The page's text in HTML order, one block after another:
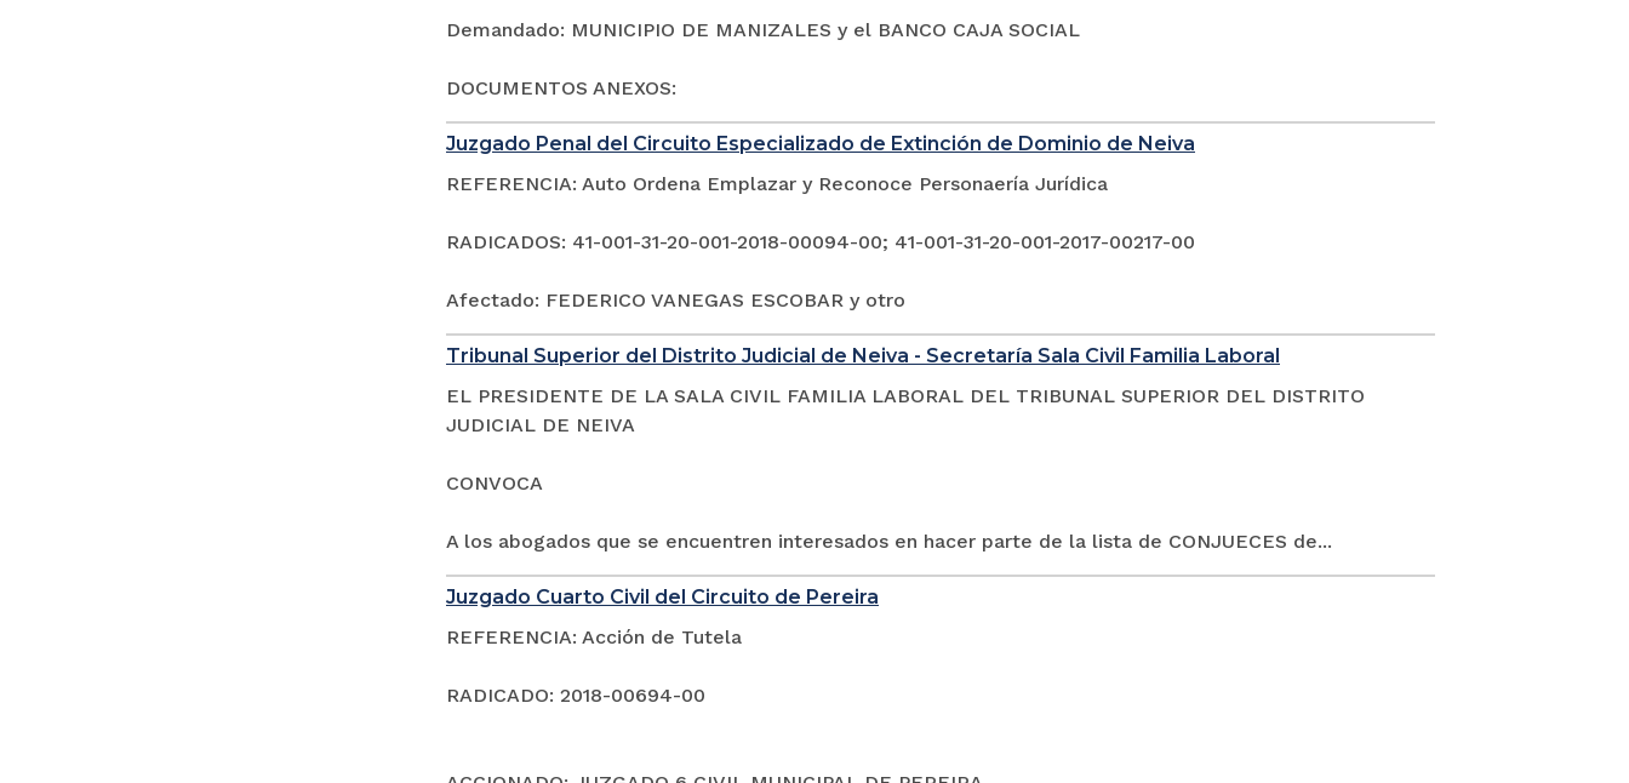
Demandado: MUNICIPIO DE MANIZALES y el BANCO CAJA SOCIAL
DOCUMENTOS ANEXOS:
Juzgado Penal del Circuito Especializado de Extinción de Dominio de Neiva
REFERENCIA: Auto Ordena Emplazar y Reconoce Personaería Jurídica
RADICADOS: 41-001-31-20-001-2018-00094-00; 41-001-31-20-001-2017-00217-00
Afectado: FEDERICO VANEGAS ESCOBAR y otro
Tribunal Superior del Distrito Judicial de Neiva - Secretaría Sala Civil Familia Laboral
EL PRESIDENTE DE LA SALA CIVIL FAMILIA LABORAL DEL TRIBUNAL SUPERIOR DEL DISTRITO
JUDICIAL DE NEIVA
CONVOCA
A los abogados que se encuentren interesados en hacer parte de la lista de CONJUECES de...
Juzgado Cuarto Civil del Circuito de Pereira
REFERENCIA: Acción de Tutela
RADICADO: 2018-00694-00